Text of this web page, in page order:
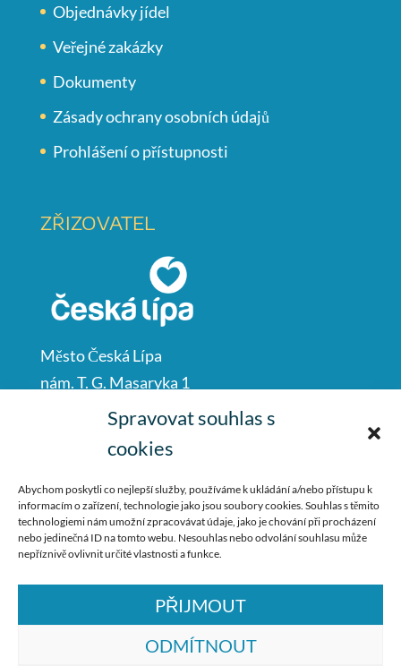
Spravovat souhlas s
cookies
Abychom poskytli co nejlepší služby, používáme k ukládání a/nebo přístupu k
informacím o zařízení, technologie jako jsou soubory cookies. Souhlas s těmito
technologiemi nám umožní zpracovávat údaje, jako je chování při procházení
nebo jedinečná ID na tomto webu. Nesouhlas nebo odvolání souhlasu může
nepříznivě ovlivnit určité vlastnosti a funkce.
PŘIJMOUT
ODMÍTNOUT
Objednávky jídel
Veřejné zakázky
Dokumenty
Zásady ochrany osobních údajů
Prohlášení o přístupnosti
ZŘIZOVATEL
Město Česká Lípa
nám. T. G. Masaryka 1
Česká Lípa
487 881 111
podatelna@mucl.cz